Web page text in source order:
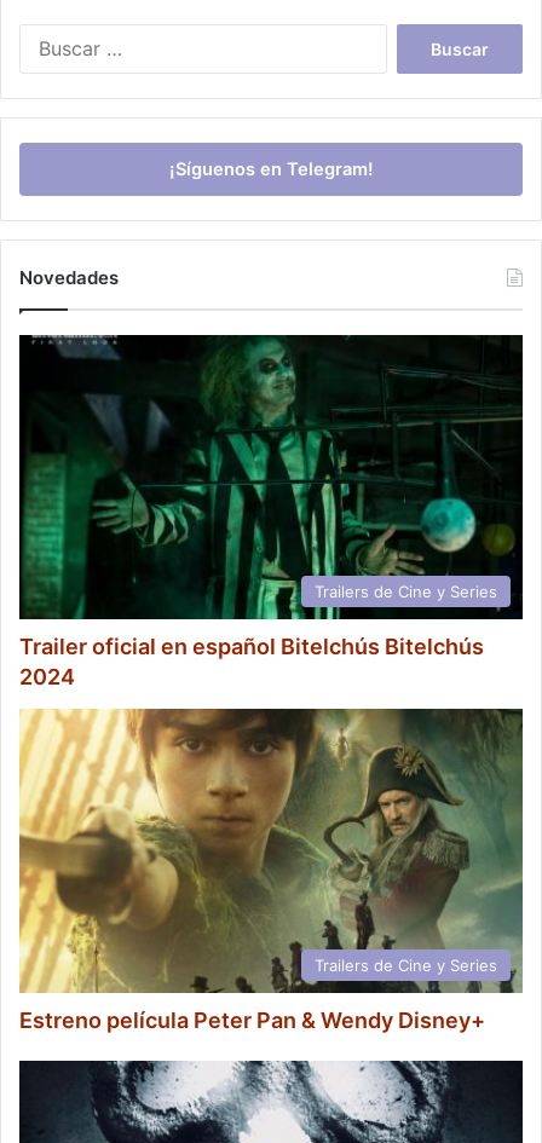
¡Síguenos en Telegram!
Novedades
Trailers de Cine y Series
Trailer oficial en español Bitelchús Bitelchús
2024
Trailers de Cine y Series
Estreno película Peter Pan & Wendy Disney+